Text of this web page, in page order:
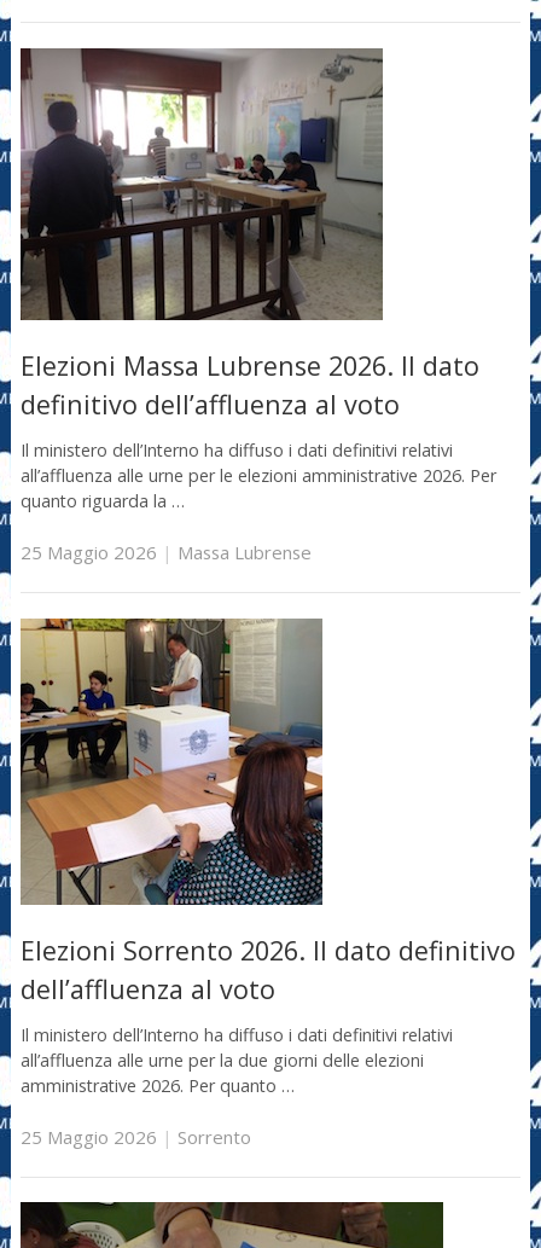
Elezioni Massa Lubrense 2026. Il dato
definitivo dell’affluenza al voto
Il ministero dell’Interno ha diffuso i dati definitivi relativi
all’affluenza alle urne per le elezioni amministrative 2026. Per
quanto riguarda la …
25 Maggio 2026 | Massa Lubrense
Elezioni Sorrento 2026. Il dato definitivo
dell’affluenza al voto
Il ministero dell’Interno ha diffuso i dati definitivi relativi
all’affluenza alle urne per la due giorni delle elezioni
amministrative 2026. Per quanto …
25 Maggio 2026 | Sorrento